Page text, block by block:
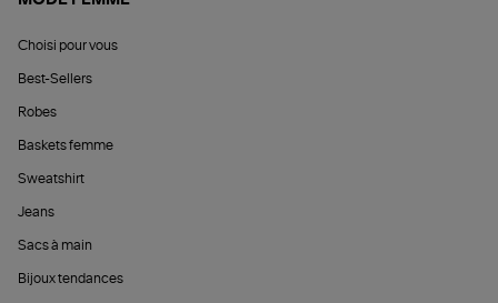
Choisi pour vous
Best-Sellers
Robes
Baskets femme
Sweatshirt
Jeans
Sacs à main
Bijoux tendances